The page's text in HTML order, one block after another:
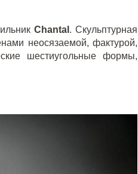
Chantal . Скульптурная
неосязаемой, фактурой,
шестиугольные формы,